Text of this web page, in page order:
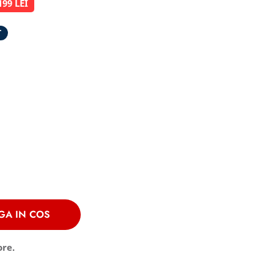
LEI
IN COS